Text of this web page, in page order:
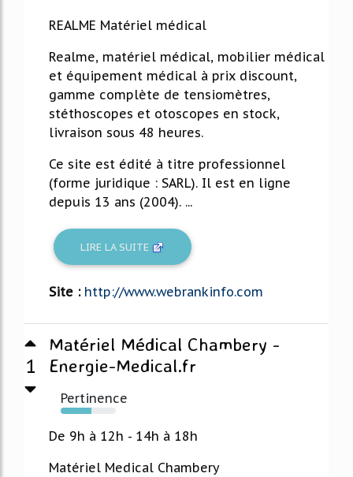
REALME Matériel médical
Realme, matériel médical, mobilier médical
et équipement médical à prix discount,
gamme complète de tensiomètres,
stéthoscopes et otoscopes en stock,
livraison sous 48 heures.
Ce site est édité à titre professionnel
(forme juridique : SARL). Il est en ligne
depuis 13 ans (2004). ...
LIRE LA SUITE
Site : http://www.webrankinfo.com
1
Matériel Médical Chambery -
Energie-Medical.fr
Pertinence
56%
De 9h à 12h - 14h à 18h
Matériel Medical Chambery